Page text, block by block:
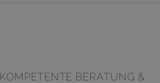
KOMPETENTE BERATUNG &